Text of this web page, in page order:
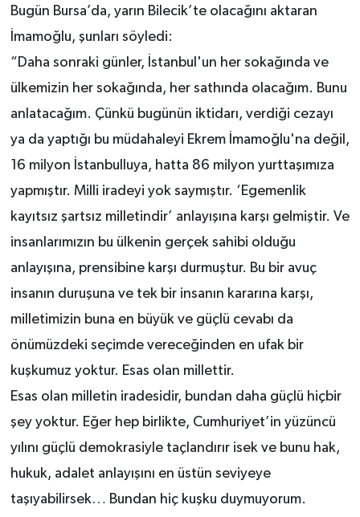
Bugün Bursa’da, yarın Bilecik’te olacağını aktaran
İmamoğlu, şunları söyledi:
“Daha sonraki günler, İstanbul'un her sokağında ve
ülkemizin her sokağında, her sathında olacağım. Bunu
anlatacağım. Çünkü bugünün iktidarı, verdiği cezayı
ya da yaptığı bu müdahaleyi Ekrem İmamoğlu'na değil,
16 milyon İstanbulluya, hatta 86 milyon yurttaşımıza
yapmıştır. Milli iradeyi yok saymıştır. ‘Egemenlik
kayıtsız şartsız milletindir’ anlayışına karşı gelmiştir. Ve
insanlarımızın bu ülkenin gerçek sahibi olduğu
anlayışına, prensibine karşı durmuştur. Bu bir avuç
insanın duruşuna ve tek bir insanın kararına karşı,
milletimizin buna en büyük ve güçlü cevabı da
önümüzdeki seçimde vereceğinden en ufak bir
kuşkumuz yoktur. Esas olan millettir.
Esas olan milletin iradesidir, bundan daha güçlü hiçbir
şey yoktur. Eğer hep birlikte, Cumhuriyet’in yüzüncü
yılını güçlü demokrasiyle taçlandırır isek ve bunu hak,
hukuk, adalet anlayışını en üstün seviyeye
taşıyabilirsek… Bundan hiç kuşku duymuyorum.